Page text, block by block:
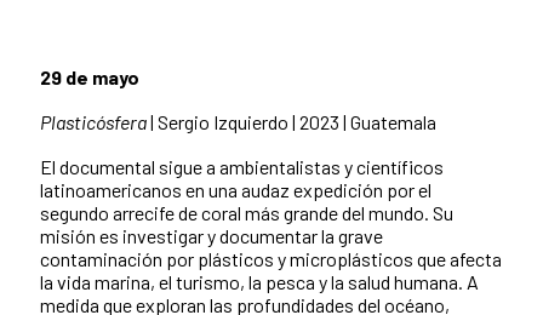
29 de mayo
Plasticósfera| Sergio Izquierdo | 2023 | Guatemala
El documental sigue a ambientalistas y científicos
latinoamericanos en una audaz expedición por el
segundo arrecife de coral más grande del mundo. Su
misión es investigar y documentar la grave
contaminación por plásticos y microplásticos que afecta
la vida marina, el turismo, la pesca y la salud humana. A
medida que exploran las profundidades del océano,